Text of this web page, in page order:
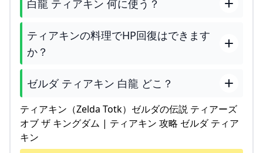
白龍 ティアキン 何に使う？
ティアキンの料理でHP回復はできます
か？
ゼルダ ティアキン 白龍 どこ？
ティアキン（Zelda Totk）ゼルダの伝説 ティアーズ
オブ ザ キングダム | ティアキン 攻略 ゼルダ ティア
キン